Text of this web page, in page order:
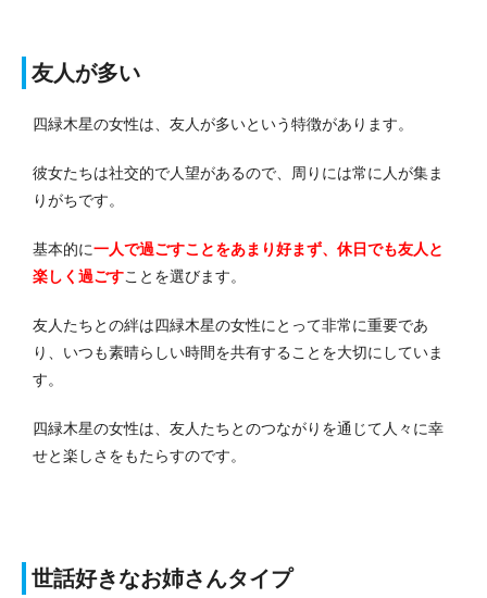
友人が多い
四緑木星の女性は、友人が多いという特徴があります。
彼女たちは社交的で人望があるので、周りには常に人が集ま
りがちです。
基本的に一人で過ごすことをあまり好まず、休日でも友人と
楽しく過ごすことを選びます。
友人たちとの絆は四緑木星の女性にとって非常に重要であ
り、いつも素晴らしい時間を共有することを大切にしていま
す。
四緑木星の女性は、友人たちとのつながりを通じて人々に幸
せと楽しさをもたらすのです。
世話好きなお姉さんタイプ